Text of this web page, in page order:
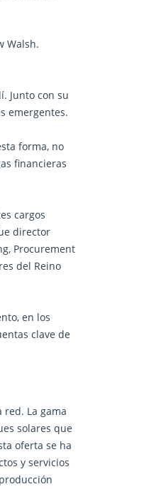
Walsh.
Junto con su
emergentes.
forma, no
financieras
cargos
director
Procurement
del Reino
en los
clave de
red. La gama
solares que
oferta se ha
y servicios